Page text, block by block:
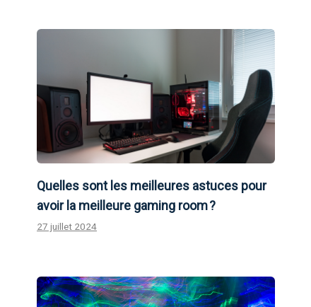
Quelles sont les meilleures astuces pour
avoir la meilleure gaming room ?
27 juillet 2024